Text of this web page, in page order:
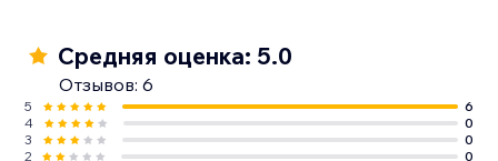
Средняя оценка: 5.0
Отзывов: 6
5
6
4
0
3
0
2
0